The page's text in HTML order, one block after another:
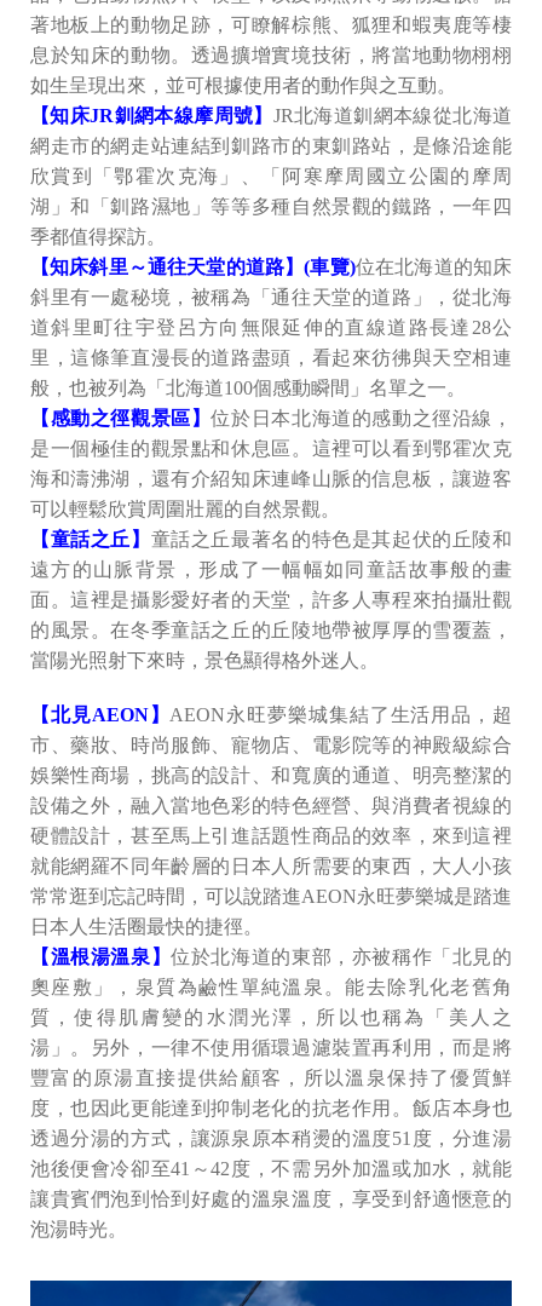
著地板上的動物足跡，可瞭解棕熊、狐狸和蝦夷鹿等棲
息於知床的動物。透過擴增實境技術，將當地動物栩栩
如生呈現出來，並可根據使用者的動作與之互動。
【知床JR釧網本線摩周號】 JR北海道釧網本線從北海道
網走市的網走站連結到釧路市的東釧路站，是條沿途能
欣賞到「鄂霍次克海」、「阿寒摩周國立公園的摩周
湖」和「釧路濕地」等等多種自然景觀的鐵路，一年四
季都值得探訪。
【知床斜里～通往天堂的道路】(車覽)位在北海道的知床
斜里有一處秘境，被稱為「通往天堂的道路」，從北海
道斜里町往宇登呂方向無限延伸的直線道路長達28公
里，這條筆直漫長的道路盡頭，看起來彷彿與天空相連
般，也被列為「北海道100個感動瞬間」名單之一。
【感動之徑觀景區】位於日本北海道的感動之徑沿線，
是一個極佳的觀景點和休息區。這裡可以看到鄂霍次克
海和濤沸湖，還有介紹知床連峰山脈的信息板，讓遊客
可以輕鬆欣賞周圍壯麗的自然景觀。
【童話之丘】 童話之丘最著名的特色是其起伏的丘陵和
遠方的山脈背景，形成了一幅幅如同童話故事般的畫
面。這裡是攝影愛好者的天堂，許多人專程來拍攝壯觀
的風景。在冬季童話之丘的丘陵地帶被厚厚的雪覆蓋，
當陽光照射下來時，景色顯得格外迷人。
【北見AEON】 AEON永旺夢樂城集結了生活用品，超
市、藥妝、時尚服飾、寵物店、電影院等的神殿級綜合
娛樂性商場，挑高的設計、和寬廣的通道、明亮整潔的
設備之外，融入當地色彩的特色經營、與消費者視線的
硬體設計，甚至馬上引進話題性商品的效率，來到這裡
就能網羅不同年齡層的日本人所需要的東西，大人小孩
常常逛到忘記時間，可以說踏進AEON永旺夢樂城是踏進
日本人生活圈最快的捷徑。
【溫根湯溫泉】位於北海道的東部，亦被稱作「北見的
奧座敷」，泉質為鹼性單純溫泉。能去除乳化老舊角
質，使得肌膚變的水潤光澤，所以也稱為「美人之
湯」。另外，一律不使用循環過濾裝置再利用，而是將
豐富的原湯直接提供給顧客，所以溫泉保持了優質鮮
度，也因此更能達到抑制老化的抗老作用。飯店本身也
透過分湯的方式，讓源泉原本稍燙的溫度51度，分進湯
池後便會冷卻至41～42度，不需另外加溫或加水，就能
讓貴賓們泡到恰到好處的溫泉溫度，享受到舒適愜意的
泡湯時光。